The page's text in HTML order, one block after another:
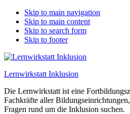
Skip to main navigation
Skip to main content
Skip to search form
Skip to footer
Lernwirkstatt Inklusion
Die Lernwirkstatt ist eine
Fachkräfte aller
Fragen rund um die Inklusion suchen.